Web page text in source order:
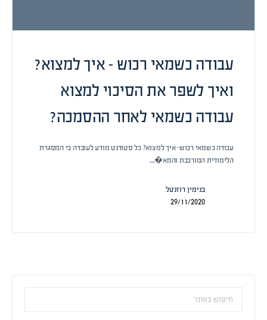
עבודה כשמאי רכוש – איך למצוא?
ואיך לשפר את הסיכוי למצוא
עבודה כשמאי לאחר ההסמכה?
עבודה כשמאי רכוש- איך למצוא? כל סטודנט מודע לעובדה כי המסגרת
הלימודית המורכבת והמא�…
בנימין רוזנטל
29/11/2020
חיפוש: